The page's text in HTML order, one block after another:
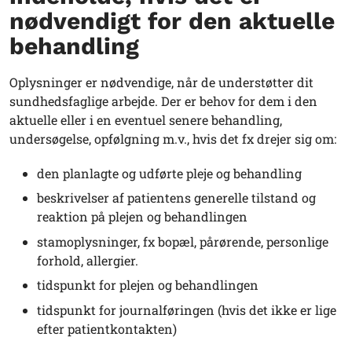
nødvendigt for den aktuelle
behandling
Oplysninger er nødvendige, når de understøtter dit
sundhedsfaglige arbejde. Der er behov for dem i den
aktuelle eller i en eventuel senere behandling,
undersøgelse, opfølgning m.v., hvis det fx drejer sig om:
den planlagte og udførte pleje og behandling
beskrivelser af patientens generelle tilstand og
reaktion på plejen og behandlingen
stamoplysninger, fx bopæl, pårørende, personlige
forhold, allergier.
tidspunkt for plejen og behandlingen
tidspunkt for journalføringen (hvis det ikke er lige
efter patientkontakten)